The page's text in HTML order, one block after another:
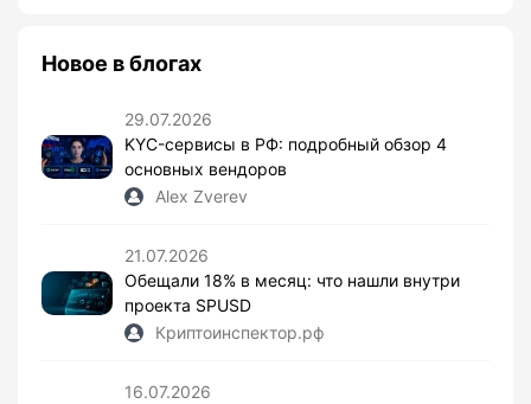
Новое в блогах
29.07.2026
KYC-сервисы в РФ: подробный обзор 4
основных вендоров
Alex Zverev
21.07.2026
Обещали 18% в месяц: что нашли внутри
проекта SPUSD
Криптоинспектор.рф
16.07.2026